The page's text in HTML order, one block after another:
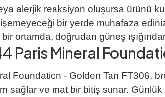
alerjik reaksiyon oluşursa ürünü
bir yerde muhafaza
ortamda, doğrudan güneş
Paris Mineral
Foundation - Golden Tan FT306,
sağlar ve mat bir bitiş sunar.